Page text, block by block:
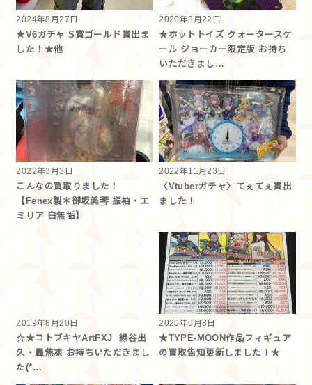
2024年8月27日
★V6ガチャ S賞ゴールド賞出ま
した！★他
2020年8月22日
★ホットトイズ クォータースケ
ール ジョーカー限定版 お持ち
いただきまし…
2022年3月3日
こんなの買取りました！
【Fenex製＊御坂美琴 振袖・エ
ミリア 白無垢】
2022年11月23日
〈Vtuberガチャ〉てぇてぇ賞出
ました！
2019年8月20日
☆★コトブキヤArtFXJ 緑谷出
久・轟焦凍 お持ちいただきまし
た(*…
2020年6月8日
★TYPE-MOON作品フィギュア
の買取告知更新しました！★